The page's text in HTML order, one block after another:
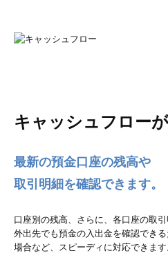
キャッシュフロー
最新の預金口座の残高や
取引明細を確認できます。
口座別の残高、さらに、各口座の取引
外出先でも預金の入出金を確認でき
場合など、スピーディに対応できます